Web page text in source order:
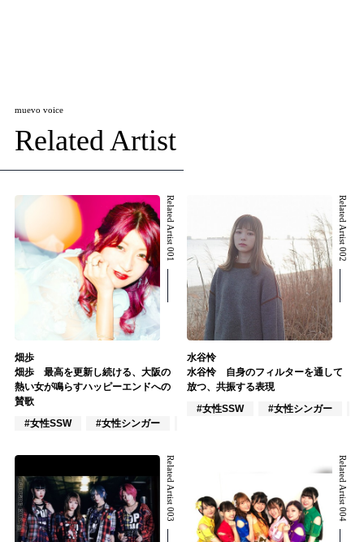
muevo voice
Related Artist
Related Artist 001
畑歩
畑歩 最高を更新し続ける、大阪の
熱い女が鳴らすハッピーエンドへの
賛歌
#女性SSW
#女性シンガー
Related Artist 002
水谷怜
水谷怜 自身のフィルターを通して
放つ、共振する表現
#女性SSW
#女性シンガー
Related Artist 003 Related Artist 004